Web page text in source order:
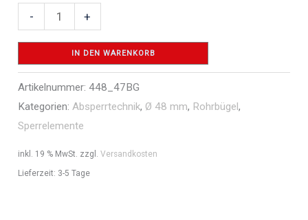
-
Querholm
für
Steckgeländersystem
-
Art.Nr.
448_47BG
Menge
+
IN DEN WARENKORB
Artikelnummer:448_47BG
Kategorien:Absperrtechnik, Ø 48 mm, Rohrbügel,
Sperrelemente
inkl. 19 % MwSt. zzgl.Versandkosten
Lieferzeit: 3-5 Tage